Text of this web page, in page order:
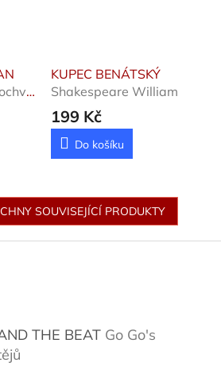
KUPEC BENÁTSKÝ
Shakespeare William
199 Kč
Do košíku
SOUVISEJÍCÍ PRODUKTY
THE BEAT Go Go's
je 5 z 5 hvězdiček.